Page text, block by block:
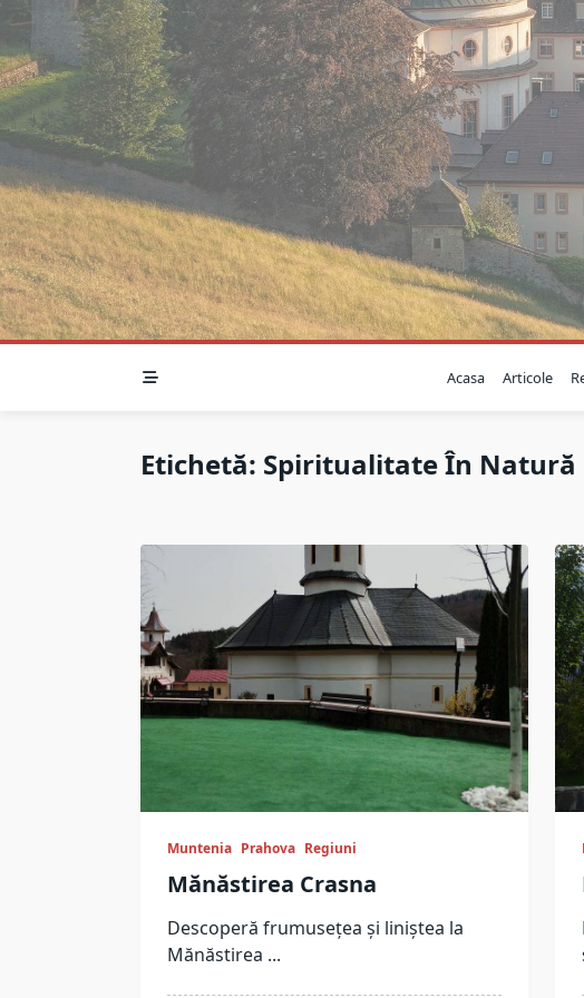
content
Acasa Articole
Etichetă: Spiritualitate În Natură
Muntenia Prahova Regiuni
Mănăstirea Crasna
Descoperă frumusețea și liniștea la
Mănăstirea ...